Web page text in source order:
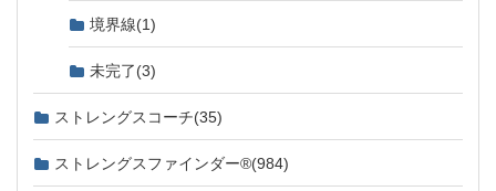
境界線(1)
未完了(3)
ストレングスコーチ(35)
ストレングスファインダー®(984)